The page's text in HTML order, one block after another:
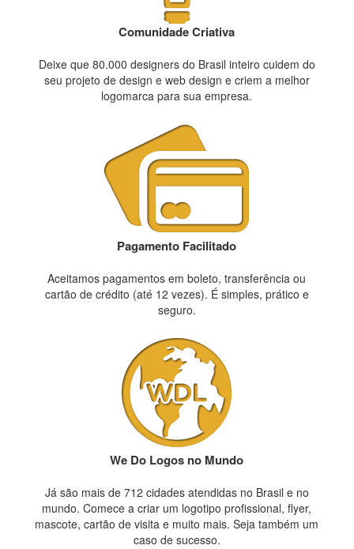
Comunidade Criativa
Deixe que 80.000 designers do Brasil inteiro cuidem do
seu projeto de design e web design e criem a melhor
logomarca para sua empresa.
Pagamento Facilitado
Aceitamos pagamentos em boleto, transferência ou
cartão de crédito (até 12 vezes). É simples, prático e
seguro.
We Do Logos no Mundo
Já são mais de 712 cidades atendidas no Brasil e no
mundo. Comece a criar um logotipo profissional, flyer,
mascote, cartão de visita e muito mais. Seja também um
caso de sucesso.